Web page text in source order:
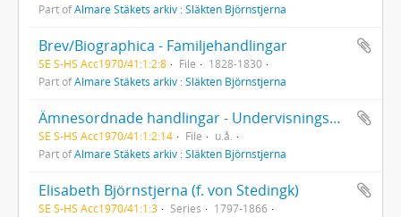
Part ofAlmare Stäkets arkiv : Släkten Björnstjerna
Brev/Biographica - Familjehandlingar
SE S-HS Acc1970/41:1:2:8 File
1828-1830
Part ofAlmare Stäkets arkiv : Släkten Björnstjerna
Ämnesordnade handlingar - Undervisningsmaterial
SE S-HS Acc1970/41:1:2:14 File
u.å.
Part ofAlmare Stäkets arkiv : Släkten Björnstjerna
Elisabeth Björnstjerna (f. von Stedingk)
SE S-HS Acc1970/41:1:3 Series
1797-1866